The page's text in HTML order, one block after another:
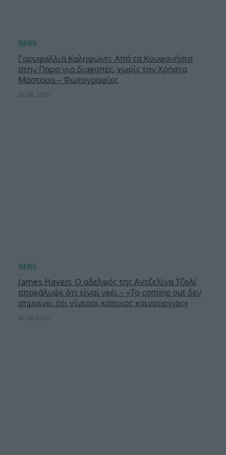
Γαρυφαλλιά Καληφώνη: Από τα Κουφονήσια
στην Πάρο για διακοπές, χωρίς τον Χρήστο
Μάστορα – Φωτογραφίες
06.08.2026
James Haven: Ο αδελφός της Αντζελίνα Τζολί
αποκάλυψε ότι είναι γκέι – «Το coming out δεν
σημαίνει ότι γίνεσαι κάποιος καινούργιος»
06.08.2026